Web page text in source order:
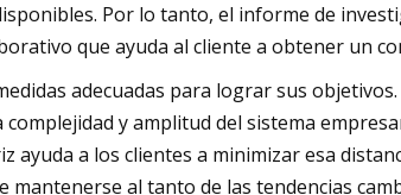
Por lo tanto, el informe de
que ayuda al cliente a obtener un
adecuadas para lograr sus
y amplitud del sistema
a los clientes a minimizar esa
mantenerse al tanto de las tendencias